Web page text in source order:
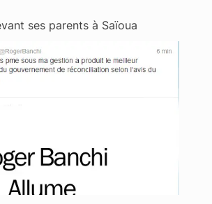
ses parents à Saïoua